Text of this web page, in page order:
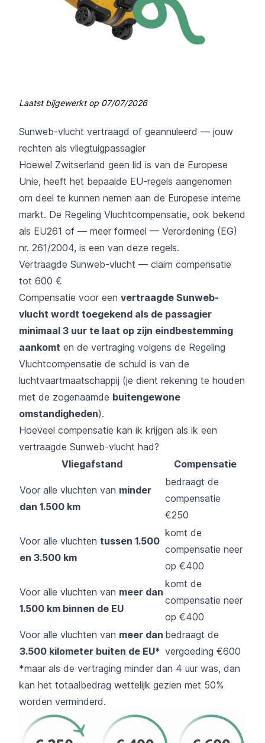
Laatst bijgewerkt op 07/07/2026
Sunweb-vlucht vertraagd of geannuleerd — jouw
rechten als vliegtuigpassagier
Hoewel Zwitserland geen lid is van de Europese
Unie, heeft het bepaalde EU-regels aangenomen
om deel te kunnen nemen aan de Europese interne
markt. De Regeling Vluchtcompensatie, ook bekend
als EU261 of — meer formeel — Verordening (EG)
nr. 261/2004, is een van deze regels.
Vertraagde Sunweb-vlucht — claim compensatie
tot 600 €
Compensatie voor een vertraagde Sunweb-
vlucht wordt toegekend als de passagier
minimaal 3 uur te laat op zijn eindbestemming
aankomt en de vertraging volgens de Regeling
Vluchtcompensatie de schuld is van de
luchtvaartmaatschappij (je dient rekening te houden
met de zogenaamde buitengewone
omstandigheden).
Hoeveel compensatie kan ik krijgen als ik een
vertraagde Sunweb-vlucht had?
Vliegafstand
Compensatie
Voor alle vluchten van minder
dan 1.500 km
bedraagt de
compensatie
€250
Voor alle vluchten tussen 1.500
en 3.500 km
komt de
compensatie neer
op €400
Voor alle vluchten van meer dan
1.500 km binnen de EU
komt de
compensatie neer
op €400
Voor alle vluchten van meer dan
3.500 kilometer buiten de EU*
bedraagt de
vergoeding €600
*maar als de vertraging minder dan 4 uur was, dan
kan het totaalbedrag wettelijk gezien met 50%
worden verminderd.